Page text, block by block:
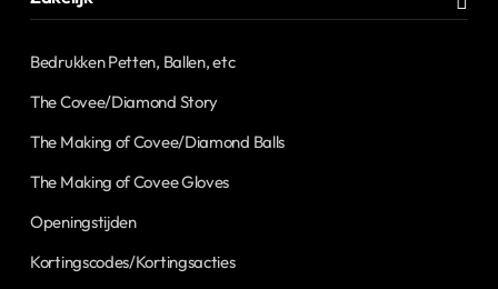
Bedrukken Petten, Ballen, etc
The Covee/Diamond Story
The Making of Covee/Diamond Balls
The Making of Covee Gloves
Openingstijden
Kortingscodes/Kortingsacties